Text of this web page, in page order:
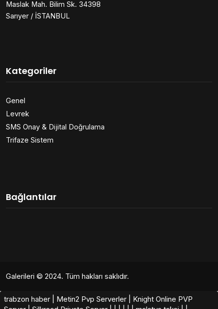
Maslak Mah. Bilim Sk. 34398
Sarıyer / İSTANBUL
Kategoriler
Genel
Levrek
SMS Onay & Dijital Doğrulama
Trifaze Sistem
Bağlantılar
Galerileri © 2024. Tüm hakları saklıdır.
trabzon haber Metin2 Pvp Serverler
Knight Online PVP